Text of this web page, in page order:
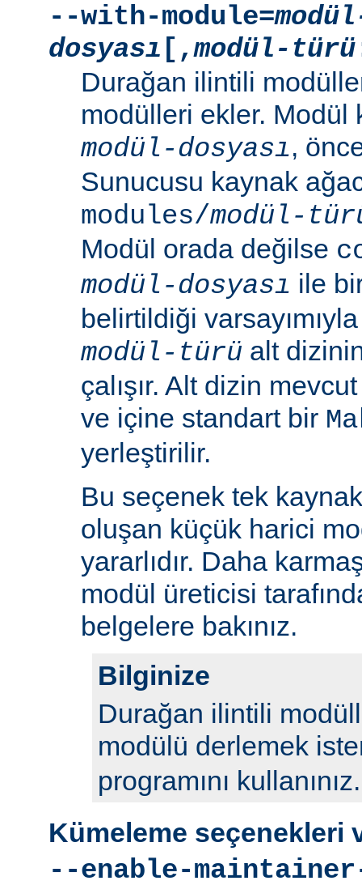
--with-module=
dosyası [,modül-türü
Durağan ilintili
modülleri ekler. Modül
modül-dosyası,
Sunucusu kaynak
modules/modül-
Modül orada değilse
modül-dosyası ile
belirtildiği
modül-türü alt
çalışır. Alt dizin
ve içine standart bir
yerleştirilir.
Bu seçenek tek
oluşan küçük harici
yararlıdır. Daha
modül üreticisi
belgelere bakınız.
Bilginize
Durağan ilintili
modülü derlemek
programını kullanınız.
Kümeleme seçenekleri
--enable-maintainer-